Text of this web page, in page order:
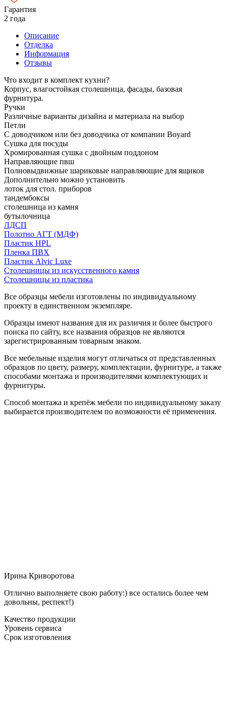
Гарантия
2 года
Описание
Отделка
Информация
Отзывы
Что входит в комплект кухни?
Корпус, влагостойкая столешница, фасады, базовая
фурнитура.
Ручки
Различные варианты дизайна и материала на выбор
Петли
С доводчиком или без доводчика от компании Boyard
Сушка для посуды
Хромированная сушка с двойным поддоном
Направляющие пвш
Полновыдвижные шариковые направляющие для ящиков
Дополнительно можно установить
лоток для стол. приборов
тандембоксы
столешница из камня
бутылочница
ЛДСП
Полотно АГТ (МДФ)
Пластик HPL
Пленка ПВХ
Пластик Alvic Luxe
Столешницы из искусственного камня
Столешницы из пластика
Все образцы мебели изготовлены по индивидуальному
проекту в единственном экземпляре.
Образцы имеют названия для их различия и более быстрого
поиска по сайту, все названия образцов не являются
зарегистрированным товарным знаком.
Все мебельные изделия могут отличаться от представленных
образцов по цвету, размеру, комплектации, фурнитуре, а также
способами монтажа и производителями комплектующих и
фурнитуры.
Способ монтажа и крепёж мебели по индивидуальному заказу
выбирается производителем по возможности её применения.
Ирина Криворотова
Отлично выполняете свою работу:) все остались более чем
довольны, респект!)
Качество продукции
Уровень сервиса
Срок изготовления